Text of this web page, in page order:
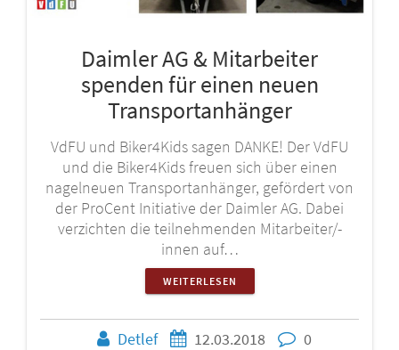
Daimler AG & Mitarbeiter
spenden für einen neuen
Transportanhänger
VdFU und Biker4Kids sagen DANKE! Der VdFU
und die Biker4Kids freuen sich über einen
nagelneuen Transportanhänger, gefördert von
der ProCent Initiative der Daimler AG. Dabei
verzichten die teilnehmenden Mitarbeiter/-
innen auf…
WEITERLESEN
Detlef 12.03.2018 0